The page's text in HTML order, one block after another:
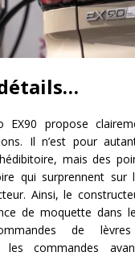
EX90 propose
Il n’est pour
mais des
qui surprennent sur
Ainsi, le
de moquette dans
de
les commandes